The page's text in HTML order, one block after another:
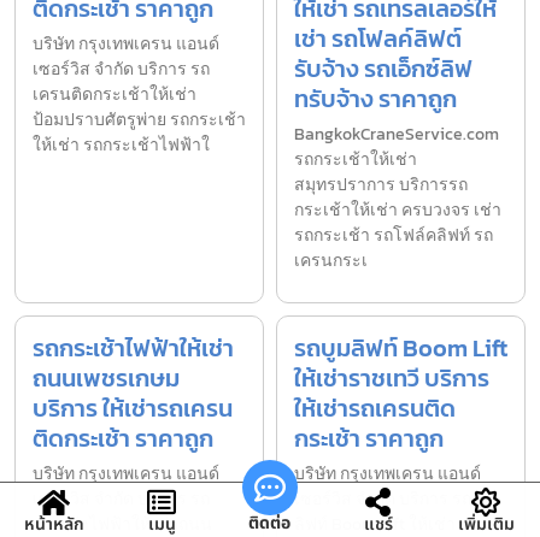
ติดกระเช้า ราคาถูก
บริษัท กรุงเทพเครน แอนด์
เซอร์วิส จำกัด บริการ รถ
เครนติดกระเช้าให้เช่า
ป้อมปราบศัตรูพ่าย รถกระเช้า
ให้เช่า รถกระเช้าไฟฟ้าใ
ให้เช่า รถเทรลเลอร์ให้
เช่า รถโฟลค์ลิฟต์
รับจ้าง รถเอ็กซ์ลิฟ
ทรับจ้าง ราคาถูก
BangkokCraneService.com
รถกระเช้าให้เช่า
สมุทรปราการ บริการรถ
กระเช้าให้เช่า ครบวงจร เช่า
รถกระเช้า รถโฟล์คลิฟท์ รถ
เครนกระเ
รถกระเช้าไฟฟ้าให้เช่า
ถนนเพชรเกษม
บริการ ให้เช่ารถเครน
ติดกระเช้า ราคาถูก
บริษัท กรุงเทพเครน แอนด์
เซอร์วิส จำกัด บริการ รถ
กระเช้าไฟฟ้าให้เช่าถนน
รถบูมลิฟท์ Boom Lift
ให้เช่าราชเทวี บริการ
ให้เช่ารถเครนติด
กระเช้า ราคาถูก
บริษัท กรุงเทพเครน แอนด์
เซอร์วิส จำกัด บริการ รถบูม
ลิฟท์ Boom Lift ให้เช่า
หน้าหลัก เมนู ติดต่อ แชร์ เพิ่มเติม